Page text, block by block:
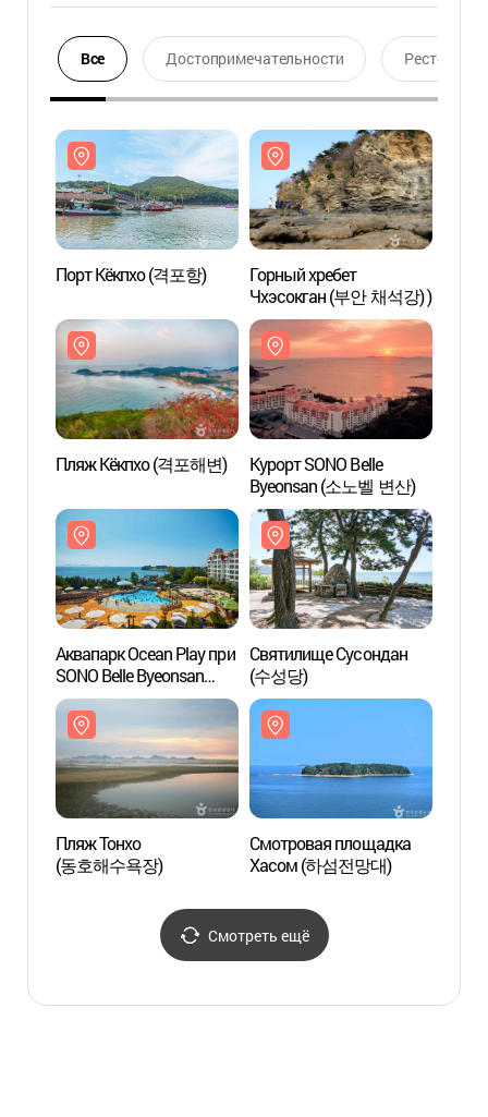
Все Достопримечательности Ресторан
Порт Кёкпхо (격포항)
Горный хребет
Чхэсокган (부안 채석강) )
Пляж Кёкпхо (격포해변)
Курорт SONO Belle
Byeonsan (소노벨 변산)
Аквапарк Ocean Play при
SONO Belle Byeonsan
(소노벨 변산 오션플레이)
Святилище Сусондан
(수성당)
Пляж Тонхо
(동호해수욕장)
Смотровая площадка
Хасом (하섬전망대)
Смотреть ещё